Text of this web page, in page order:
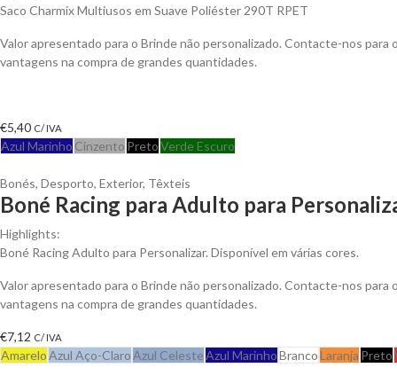
Saco Charmix Multiusos em Suave Poliéster 290T RPET
Valor apresentado para o Brinde não personalizado. Contacte-nos para
vantagens na compra de grandes quantidades.
€5,40 C/ IVA
Azul Marinho Cinzento PretoVerde Escuro
Bonés, Desporto, Exterior, Têxteis
Boné Racing para Adulto para
Highlights:
Boné Racing Adulto para Personalizar. Disponível em várias cores.
Valor apresentado para o Brinde não personalizado. Contacte-nos para
vantagens na compra de grandes quantidades.
€7,12 C/ IVA
AmareloAzul Aço-ClaroAzul CelesteAzul MarinhoBrancoLaranja Preto